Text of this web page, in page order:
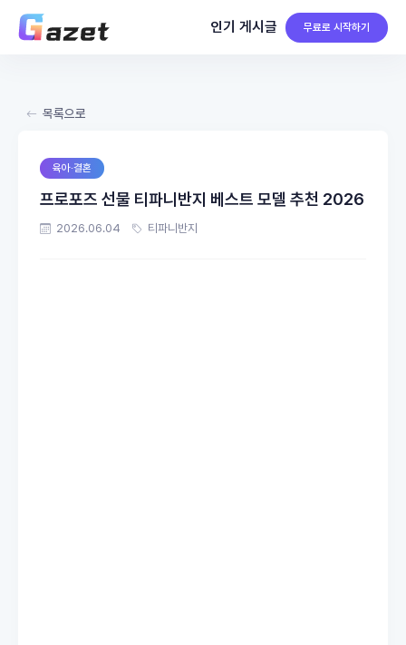
인기 게시글 무료로 시작하기
목록으로
육아·결혼
프로포즈 선물 티파니반지 베스트 모델 추천 2026
2026.06.04 티파니반지